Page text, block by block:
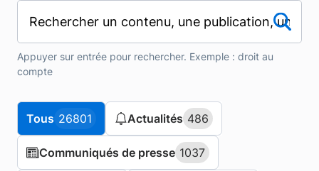
Appuyer sur entrée pour rechercher. Exemple : droit au
compte
Tous 26801
Tous 26801 Actualités 486
Actualités 486
Communiqués de presse 1037
Communiqués de presse 1037